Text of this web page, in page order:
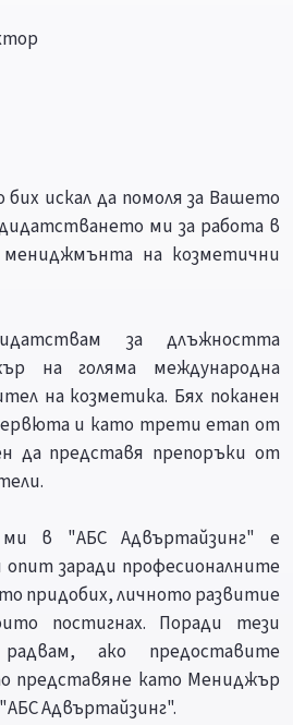
искал да помоля за Вашето
ми за работа в
на козметични
за длъжността
на голяма международна
на козметика. Бях поканен
и като трети етап от
да представя препоръки от
в "АБС Адвъртайзинг" е
заради професионалните
придобих, личното развитие
постигнах. Поради тези
ако предоставите
представяне като Мениджър
Адвъртайзинг".